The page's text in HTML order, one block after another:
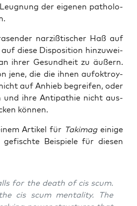
der eige­nen patho­lo­
nar­ziß­ti­scher Haß auf
auf die­se Dis­po­si­ti­on hin­zu­wei­
ihrer Gesund­heit zu äußern.
jene, die die ihnen auf­ok­troy­
auf Anhieb begrei­fen, oder
und ihre Anti­pa­thie nicht aus­
können.
Arti­kel für Taki­mag eini­ge
Bei­spie­le für die­sen
for the death of cis scum.
cis scum men­ta­li­ty. The